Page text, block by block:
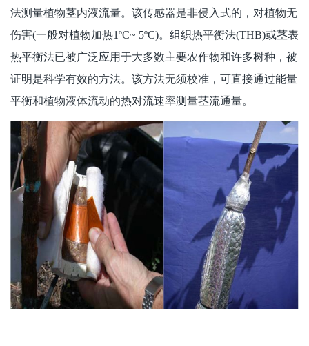
法测量植物茎内液流量。该传感器是非侵入式的，对植物无
伤害(一般对植物加热1ºC~ 5ºC)。组织热平衡法(THB)或茎表
热平衡法已被广泛应用于大多数主要农作物和许多树种，被
证明是科学有效的方法。该方法无须校准，可直接通过能量
平衡和植物液体流动的热对流速率测量茎流通量。